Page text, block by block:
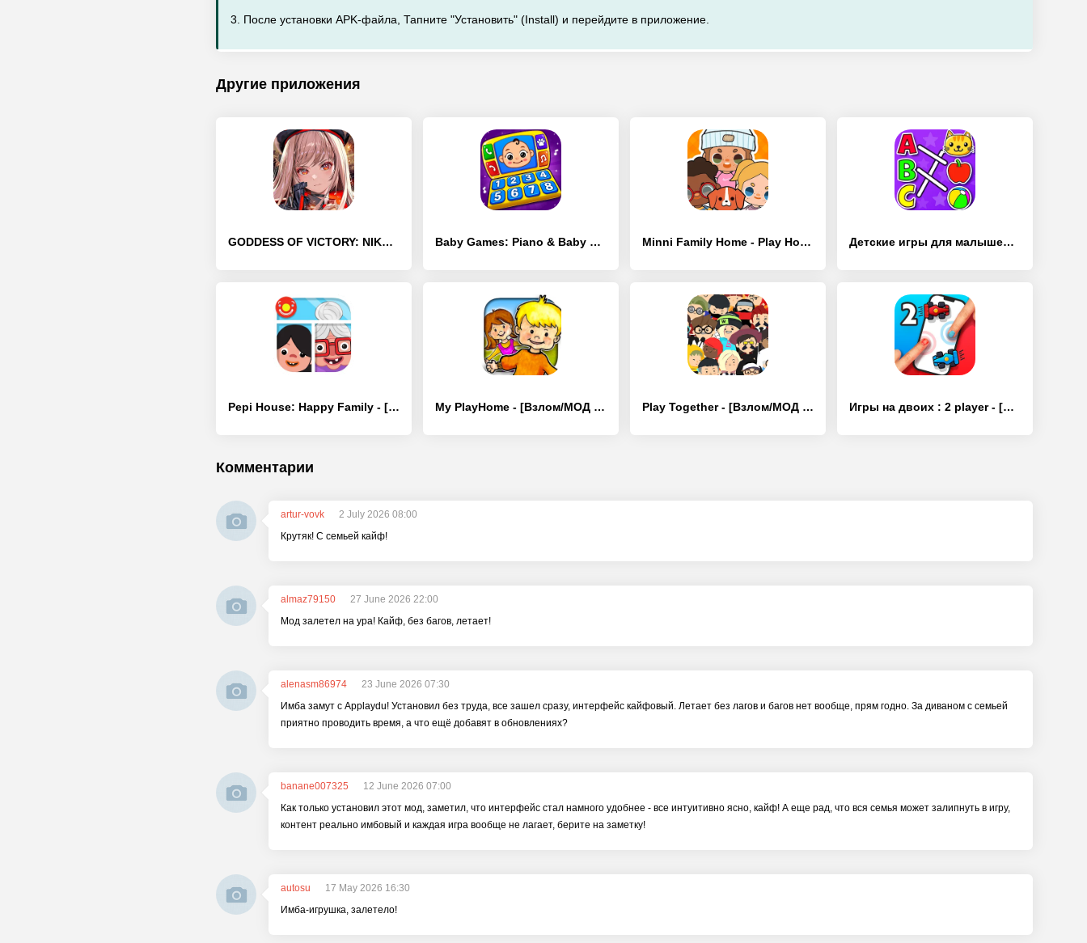
3. После установки APK-файла, Тапните "Установить" (Install) и перейдите в приложение.
Другие приложения
GODDESS OF VICTORY: NIKKE - [Взлом/МОД Много денег] Baby Games: Piano & Baby Phone - [Взлом/МОД Много денег] Minni Family Home - Play House - [Взлом/МОД Все открыто] Детские игры для малышей - [Взлом/МОД Много денег]
Pepi House: Happy Family - [Взлом/МОД Unlocked] My PlayHome - [Взлом/МОД Все открыто] Play Together - [Взлом/МОД Бесконечные деньги] Игры на двоих : 2 player - [Взлом/МОД Много денег]
Комментарии
artur-vovk
2 July 2026 08:00
Крутяк! С семьей кайф!
almaz79150
27 June 2026 22:00
Мод залетел на ура! Кайф, без багов, летает!
alenasm86974
23 June 2026 07:30
Имба замут с Applaydu! Установил без труда, все зашел сразу, интерфейс кайфовый. Летает без лагов и багов нет вообще, прям годно. За диваном с семьей
приятно проводить время, а что ещё добавят в обновлениях?
banane007325
12 June 2026 07:00
Как только установил этот мод, заметил, что интерфейс стал намного удобнее - все интуитивно ясно, кайф! А еще рад, что вся семья может залипнуть в игру,
контент реально имбовый и каждая игра вообще не лагает, берите на заметку!
autosu
17 May 2026 16:30
Имба-игрушка, залетело!